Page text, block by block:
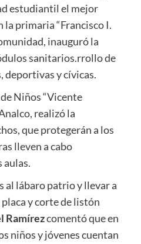
estudiantil el mejor
primaria “Francisco I.
inauguró la
sanitarios.rrollo de
deportivas y cívicas.
Niños “Vicente
realizó la
que protegerán a los
lleven a cabo
aulas.
al lábaro patrio y llevar a
y corte de listón
Ramírezcomentó que en
niños y jóvenes cuentan